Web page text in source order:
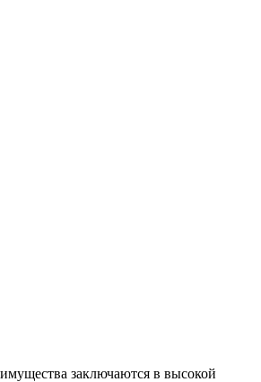
заключаются в высокой